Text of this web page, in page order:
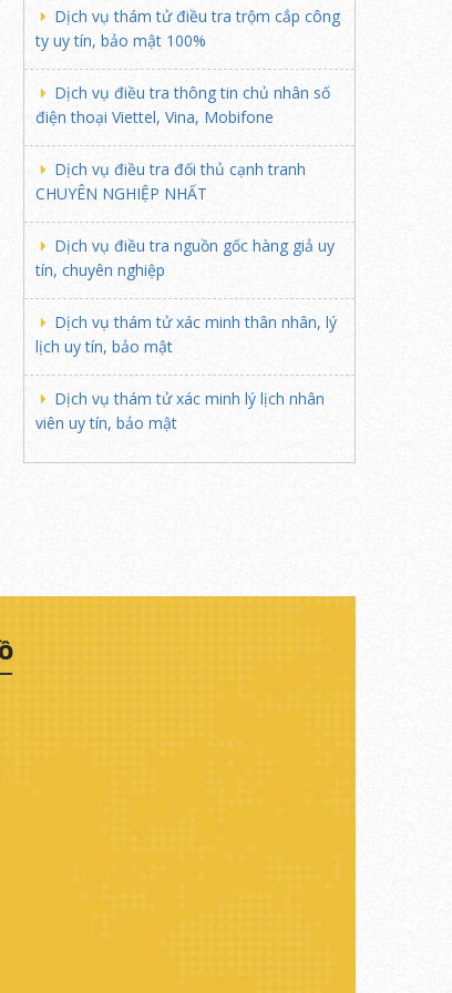
Dịch vụ thám tử điều tra trộm cắp công
ty uy tín, bảo mật 100%
Dịch vụ điều tra thông tin chủ nhân số
điện thoại Viettel, Vina, Mobifone
Dịch vụ điều tra đối thủ cạnh tranh
CHUYÊN NGHIỆP NHẤT
Dịch vụ điều tra nguồn gốc hàng giả uy
tín, chuyên nghiệp
Dịch vụ thám tử xác minh thân nhân, lý
lịch uy tín, bảo mật
Dịch vụ thám tử xác minh lý lịch nhân
viên uy tín, bảo mật